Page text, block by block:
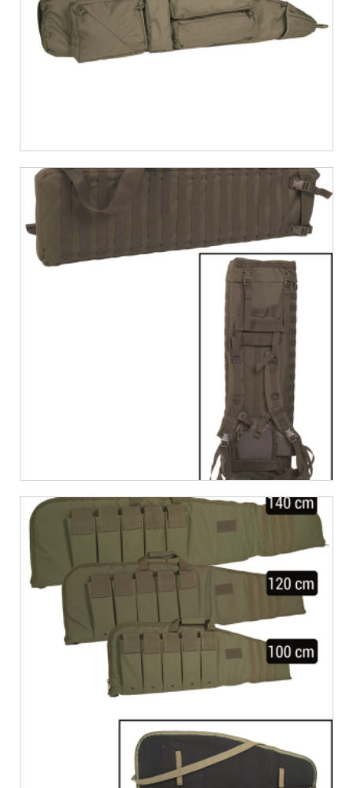
27,11 €31,95